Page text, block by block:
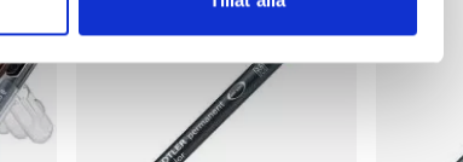
användarna, tillhandahålla funktioner för
och annan information från din enhet
Dessa kan i sin tur kombinera informationen
när du har använt deras tjänster.